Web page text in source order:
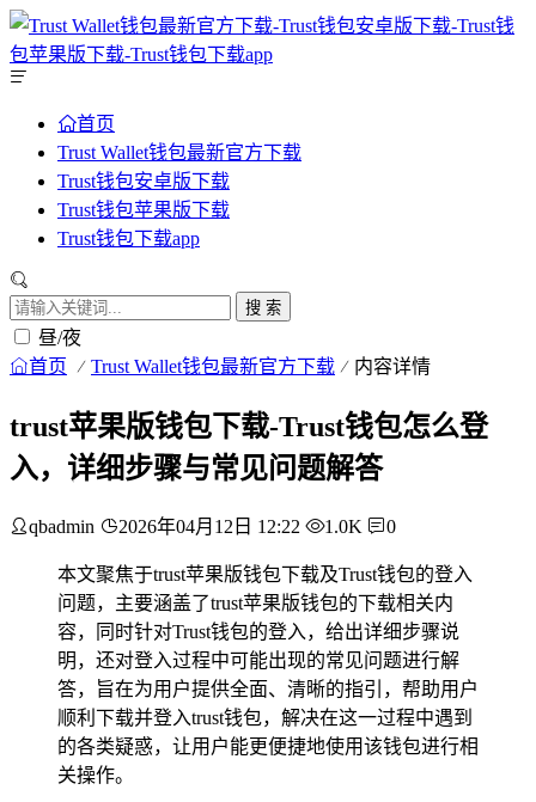
首页
Trust Wallet钱包最新官方下载
Trust钱包安卓版下载
Trust钱包苹果版下载
Trust钱包下载app
搜 索
昼/夜
首页 Trust Wallet钱包最新官方下载 内容详情
trust苹果版钱包下载-Trust钱包怎么登
入，详细步骤与常见问题解答
qbadmin 2026年04月12日 12:22 1.0K 0
本文聚焦于trust苹果版钱包下载及Trust钱包的登入
问题，主要涵盖了trust苹果版钱包的下载相关内
容，同时针对Trust钱包的登入，给出详细步骤说
明，还对登入过程中可能出现的常见问题进行解
答，旨在为用户提供全面、清晰的指引，帮助用户
顺利下载并登入trust钱包，解决在这一过程中遇到
的各类疑惑，让用户能更便捷地使用该钱包进行相
关操作。